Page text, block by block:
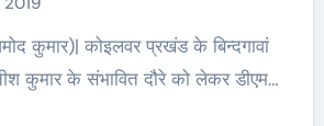
कुमार के संभावित दौरे को लेकर डीएम…